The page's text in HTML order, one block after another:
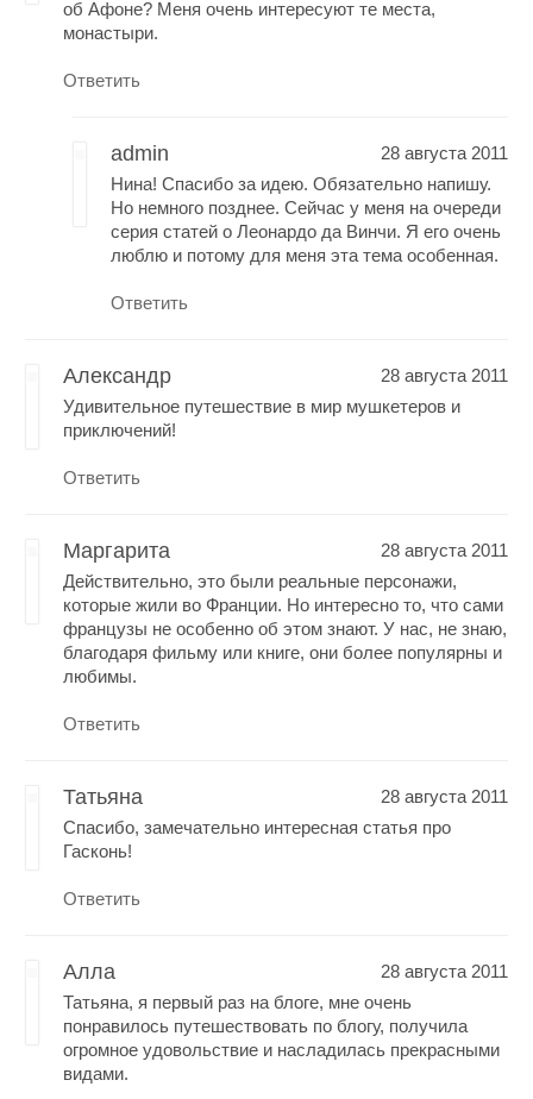
об Афоне? Меня очень интересуют те места,
монастыри.
Ответить
admin
28 августа 2011
Нина! Спасибо за идею. Обязательно напишу.
Но немного позднее. Сейчас у меня на очереди
серия статей о Леонардо да Винчи. Я его очень
люблю и потому для меня эта тема особенная.
Ответить
Александр
28 августа 2011
Удивительное путешествие в мир мушкетеров и
приключений!
Ответить
Маргарита
28 августа 2011
Действительно, это были реальные персонажи,
которые жили во Франции. Но интересно то, что сами
французы не особенно об этом знают. У нас, не знаю,
благодаря фильму или книге, они более популярны и
любимы.
Ответить
Татьяна
28 августа 2011
Спасибо, замечательно интересная статья про
Гасконь!
Ответить
Алла
28 августа 2011
Татьяна, я первый раз на блоге, мне очень
понравилось путешествовать по блогу, получила
огромное удовольствие и насладилась прекрасными
видами.